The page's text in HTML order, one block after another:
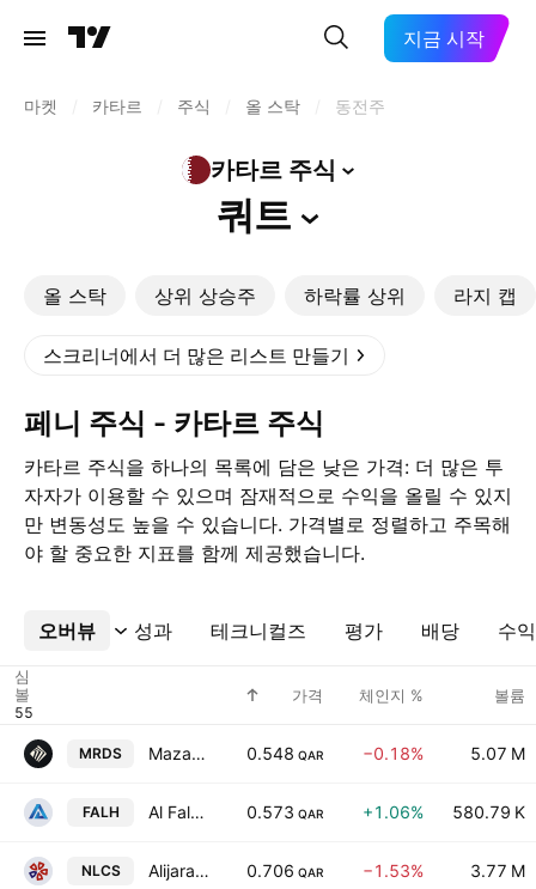
지금 시작
마켓 카타르 주식 올 스탁 동전주
카타르 주식
쿼트
올 스탁 상위 상승주 하락률 상위 라지 캡
스크리너에서 더 많은 리스트 만들기
페니 주식 - 카타르 주식
카타르 주식을 하나의 목록에 담은 낮은 가격: 더 많은 투
자자가 이용할 수 있으며 잠재적으로 수익을 올릴 수 있지
만 변동성도 높을 수 있습니다. 가격별로 정렬하고 주목해
야 할 중요한 지표를 함께 제공했습니다.
오버뷰 성과 테크니컬즈 평가 배당 수
더보기
심
볼
가격 체인지 % 볼륨
MRDS Mazaya Real Estate Development Company 0.548 QAR −0.18% 5.07 M
FALH Al Faleh Educational Holding Co. 0.573 QAR +1.06% 580.79 K
NLCS Alijarah Holding 0.706 QAR −1.53% 3.77 M